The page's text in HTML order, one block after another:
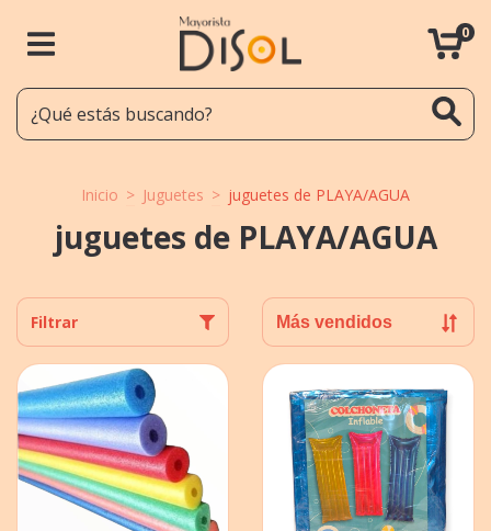
0
Inicio > Juguetes > juguetes de PLAYA/AGUA
juguetes de PLAYA/AGUA
Filtrar